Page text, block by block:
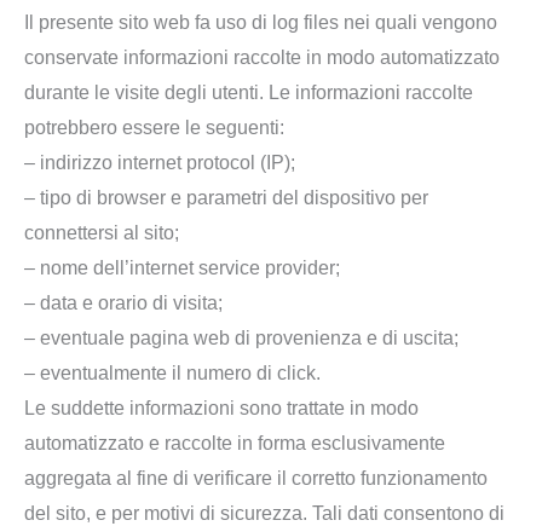
Il presente sito web fa uso di log files nei quali vengono
conservate informazioni raccolte in modo automatizzato
durante le visite degli utenti. Le informazioni raccolte
potrebbero essere le seguenti:
– indirizzo internet protocol (IP);
– tipo di browser e parametri del dispositivo per
connettersi al sito;
– nome dell’internet service provider;
– data e orario di visita;
– eventuale pagina web di provenienza e di uscita;
– eventualmente il numero di click.
Le suddette informazioni sono trattate in modo
automatizzato e raccolte in forma esclusivamente
aggregata al fine di verificare il corretto funzionamento
del sito, e per motivi di sicurezza. Tali dati consentono di